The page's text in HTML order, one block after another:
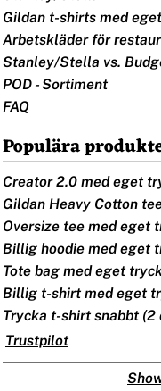
Gildan t-shirts med
Arbetskläder för
Stanley/Stella vs.
POD - Sortiment
FAQ
Populära
Creator 2.0 med eget
Gildan Heavy Cotton
Oversize tee med eget
Billig hoodie med eget
Tote bag med eget
Billig t-shirt med eget
Trycka t-shirt snabbt (2
Trustpilot